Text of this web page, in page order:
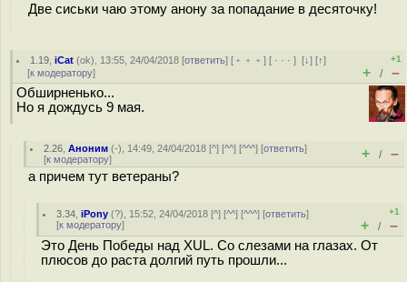
Две сиськи чаю этому анону за попадание в десяточку!
1.19 ,iCat (ok), 13:55, 24/04/2018 [ответить] [ ﹢﹢﹢] [ · · ·][↓] [↑]
[к модератору]
+1
+ / –
Обширненько...
Но я дождусь 9 мая.
2.26 ,Аноним (-), 14:49, 24/04/2018 [^] [^^] [^^^] [ответить]
[к модератору] + / –
а причем тут ветераны?
3.34 ,iPony (?), 15:52, 24/04/2018 [^] [^^] [^^^] [ответить]
[к модератору]
+1
+ / –
Это День Победы над XUL. Со слезами на глазах. От
плюсов до раста долгий путь прошли...